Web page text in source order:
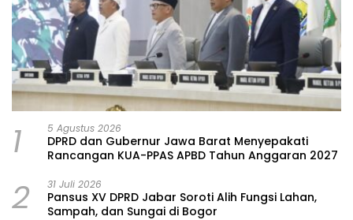
1 5 Agustus 2026
DPRD dan Gubernur Jawa Barat Menyepakati
Rancangan KUA-PPAS APBD Tahun Anggaran 2027
2 31 Juli 2026
Pansus XV DPRD Jabar Soroti Alih Fungsi Lahan,
Sampah, dan Sungai di Bogor